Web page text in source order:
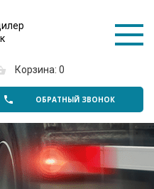
Корзина: 0
ОБРАТНЫЙ ЗВОНОК